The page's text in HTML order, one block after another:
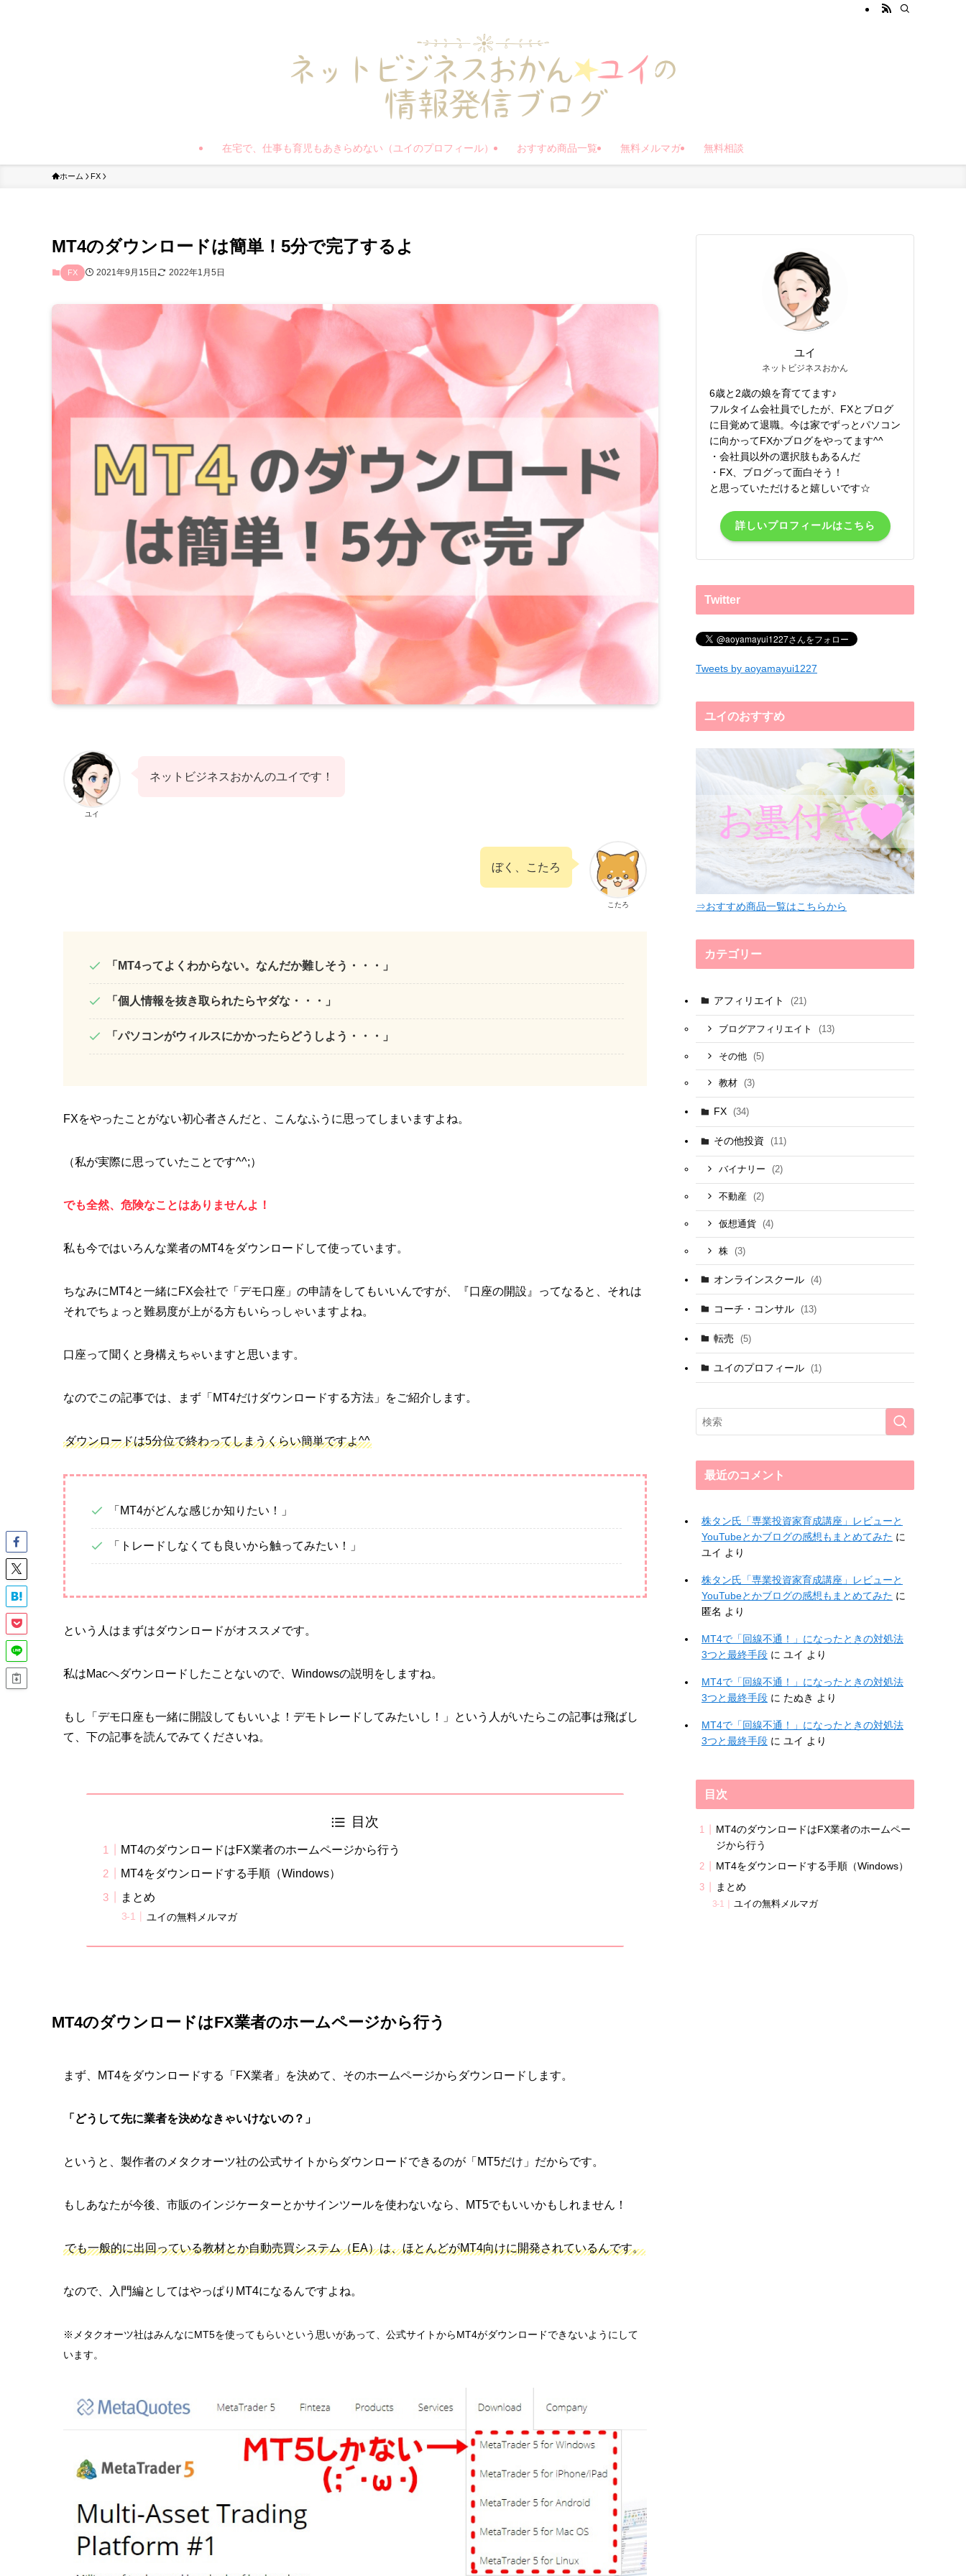
在宅で、仕事も育児もあきらめない（ユイのプロフィール） おすすめ商品一覧 無料メルマガ 無料相談
ホーム FX
MT4のダウンロードは簡単！5分で完了するよ
FX 2021年9月15日 2022年1月5日
ユイ
ネットビジネスおかんのユイです！
こたろ
ぼく、こたろ
「MT4ってよくわからない。なんだか難しそう・・・」
「個人情報を抜き取られたらヤダな・・・」
「パソコンがウィルスにかかったらどうしよう・・・」
FXをやったことがない初心者さんだと、こんなふうに思ってしまいますよね。
（私が実際に思っていたことです^^;）
でも全然、危険なことはありませんよ！
私も今ではいろんな業者のMT4をダウンロードして使っています。
ちなみにMT4と一緒にFX会社で「デモ口座」の申請をしてもいいんですが、『口座の開設』ってなると、それは
それでちょっと難易度が上がる方もいらっしゃいますよね。
口座って聞くと身構えちゃいますと思います。
なのでこの記事では、まず「MT4だけダウンロードする方法」をご紹介します。
ダウンロードは5分位で終わってしまうくらい簡単ですよ^^
「MT4がどんな感じか知りたい！」
「トレードしなくても良いから触ってみたい！」
という人はまずはダウンロードがオススメです。
私はMacへダウンロードしたことないので、Windowsの説明をしますね。
もし「デモ口座も一緒に開設してもいいよ！デモトレードしてみたいし！」という人がいたらこの記事は飛ばし
て、下の記事を読んでみてくださいね。
目次
MT4のダウンロードはFX業者のホームページから行う
MT4をダウンロードする手順（Windows）
まとめ
ユイの無料メルマガ
MT4のダウンロードはFX業者のホームページから行う
まず、MT4をダウンロードする「FX業者」を決めて、そのホームページからダウンロードします。
「どうして先に業者を決めなきゃいけないの？」
というと、製作者のメタクオーツ社の公式サイトからダウンロードできるのが「MT5だけ」だからです。
もしあなたが今後、市販のインジケーターとかサインツールを使わないなら、MT5でもいいかもしれません！
でも一般的に出回っている教材とか自動売買システム（EA）は、ほとんどがMT4向けに開発されているんです。
なので、入門編としてはやっぱりMT4になるんですよね。
※メタクオーツ社はみんなにMT5を使ってもらいという思いがあって、公式サイトからMT4がダウンロードできないようにして
います。
ユイ
ネットビジネスおかん
6歳と2歳の娘を育ててます♪
フルタイム会社員でしたが、FXとブログ
に目覚めて退職。今は家でずっとパソコン
に向かってFXかブログをやってます^^
・会社員以外の選択肢もあるんだ
・FX、ブログって面白そう！
と思っていただけると嬉しいです☆
詳しいプロフィールはこちら
Twitter
Tweets by aoyamayui1227
ユイのおすすめ
⇒おすすめ商品一覧はこちらから
カテゴリー
アフィリエイト (21)
ブログアフィリエイト (13)
その他 (5)
教材 (3)
FX (34)
その他投資 (11)
バイナリー (2)
不動産 (2)
仮想通貨 (4)
株 (3)
オンラインスクール (4)
コーチ・コンサル (13)
転売 (5)
ユイのプロフィール (1)
最近のコメント
株タン氏「専業投資家育成講座」レビューと
YouTubeとかブログの感想もまとめてみた に
ユイ より
株タン氏「専業投資家育成講座」レビューと
YouTubeとかブログの感想もまとめてみた に
匿名 より
MT4で「回線不通！」になったときの対処法
3つと最終手段 に ユイ より
MT4で「回線不通！」になったときの対処法
3つと最終手段 に たぬき より
MT4で「回線不通！」になったときの対処法
3つと最終手段 に ユイ より
目次
MT4のダウンロードはFX業者のホームペー
ジから行う
MT4をダウンロードする手順（Windows）
まとめ
ユイの無料メルマガ